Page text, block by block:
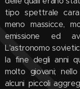
tipo spettrale
meno massicce,
emissione ed
L'astronomo
la fine degli anni
molto giovani;
alcuni piccoli